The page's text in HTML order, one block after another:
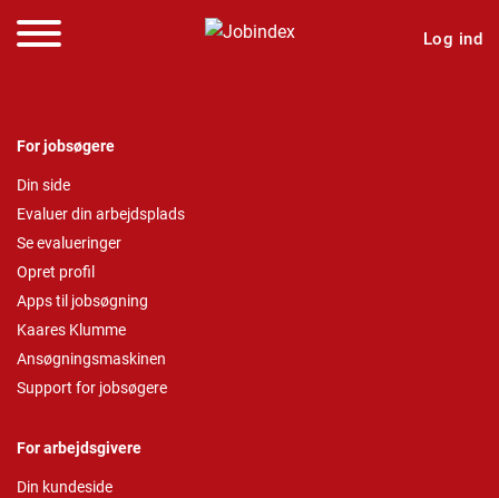
Log ind
For jobsøgere
Din side
Evaluer din arbejdsplads
Se evalueringer
Opret profil
Apps til jobsøgning
Kaares Klumme
Ansøgningsmaskinen
Support for jobsøgere
For arbejdsgivere
Din kundeside